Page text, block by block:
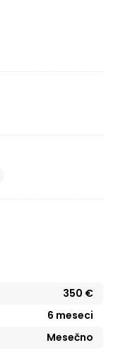
350 €
6 meseci
Mesečno